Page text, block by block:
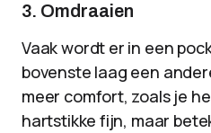
3. Omdraaien
Vaak wordt er in een
bovenste laag een
meer comfort, zoals je
hartstikke fijn, maar